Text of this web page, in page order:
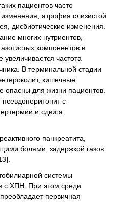
пациентов часто
атрофия слизистой
дисбиотические изменения.
многих нутриентов,
компонентов в
частота
В терминальной стадии
кишечные
опасны для жизни пациентов.
псевдоперитонит с
и сдвига
панкреатита,
болями, задержкой газов
системы
с ХПН. При этом среди
первичная